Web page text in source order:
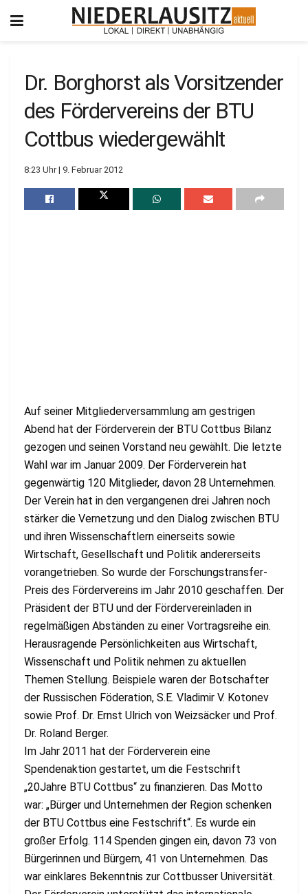
Dr. Borghorst als Vorsitzender
des Fördervereins der BTU
Cottbus wiedergewählt
8:23 Uhr | 9. Februar 2012
Auf seiner Mitgliederversammlung am gestrigen
Abend hat der Förderverein der BTU Cottbus Bilanz
gezogen und seinen Vorstand neu gewählt. Die letzte
Wahl war im Januar 2009. Der Förderverein hat
gegenwärtig 120 Mitglieder, davon 28 Unternehmen.
Der Verein hat in den vergangenen drei Jahren noch
stärker die Vernetzung und den Dialog zwischen BTU
und ihren Wissenschaftlern einerseits sowie
Wirtschaft, Gesellschaft und Politik andererseits
vorangetrieben. So wurde der Forschungstransfer-
Preis des Fördervereins im Jahr 2010 geschaffen. Der
Präsident der BTU und der Fördervereinladen in
regelmäßigen Abständen zu einer Vortragsreihe ein.
Herausragende Persönlichkeiten aus Wirtschaft,
Wissenschaft und Politik nehmen zu aktuellen
Themen Stellung. Beispiele waren der Botschafter
der Russischen Föderation, S.E. Vladimir V. Kotonev
sowie Prof. Dr. Ernst Ulrich von Weizsäcker und Prof.
Dr. Roland Berger.
Im Jahr 2011 hat der Förderverein eine
Spendenaktion gestartet, um die Festschrift
„20Jahre BTU Cottbus“ zu ﬁnanzieren. Das Motto
war: „Bürger und Unternehmen der Region schenken
der BTU Cottbus eine Festschrift“. Es wurde ein
großer Erfolg. 114 Spenden gingen ein, davon 73 von
Bürgerinnen und Bürgern, 41 von Unternehmen. Das
war einklares Bekenntnis zur Cottbusser Universität.